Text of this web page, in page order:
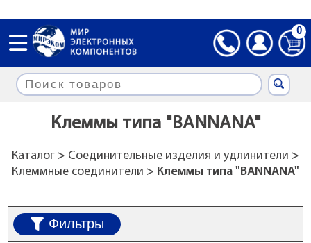
0
Клеммы типа "BANNANA"
Каталог> Соединительные изделия и удлинители >
Клеммные соединители > Клеммы типа "BANNANA"
Фильтры